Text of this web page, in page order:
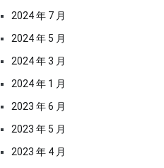
2024 年 7 月
2024 年 5 月
2024 年 3 月
2024 年 1 月
2023 年 6 月
2023 年 5 月
2023 年 4 月